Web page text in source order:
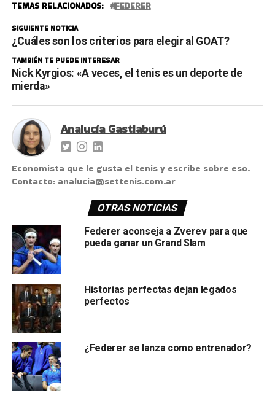
TEMAS RELACIONADOS: FEDERER
SIGUIENTE NOTICIA
¿Cuáles son los criterios para elegir al GOAT?
TAMBIÉN TE PUEDE INTERESAR
Nick Kyrgios: «A veces, el tenis es un deporte de
mierda»
Analucía Gastiaburú
Economista que le gusta el tenis y escribe sobre eso.
Contacto: analucia@settenis.com.ar
OTRAS NOTICIAS
Federer aconseja a Zverev para que
pueda ganar un Grand Slam
Historias perfectas dejan legados
perfectos
¿Federer se lanza como entrenador?